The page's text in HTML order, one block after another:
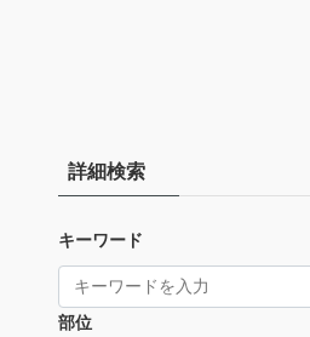
詳細検索
キーワード
部位